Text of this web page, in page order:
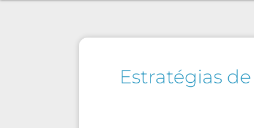
Estratégias